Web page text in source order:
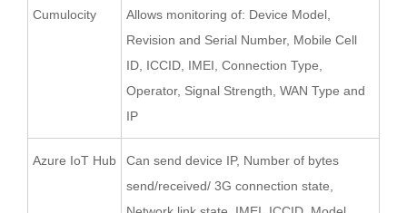
Cumulocity
Allows monitoring of: Device Model,
Revision and Serial Number, Mobile Cell
ID, ICCID, IMEI, Connection Type,
Operator, Signal Strength, WAN Type and
IP
Azure IoT Hub
Can send device IP, Number of bytes
send/received/ 3G connection state,